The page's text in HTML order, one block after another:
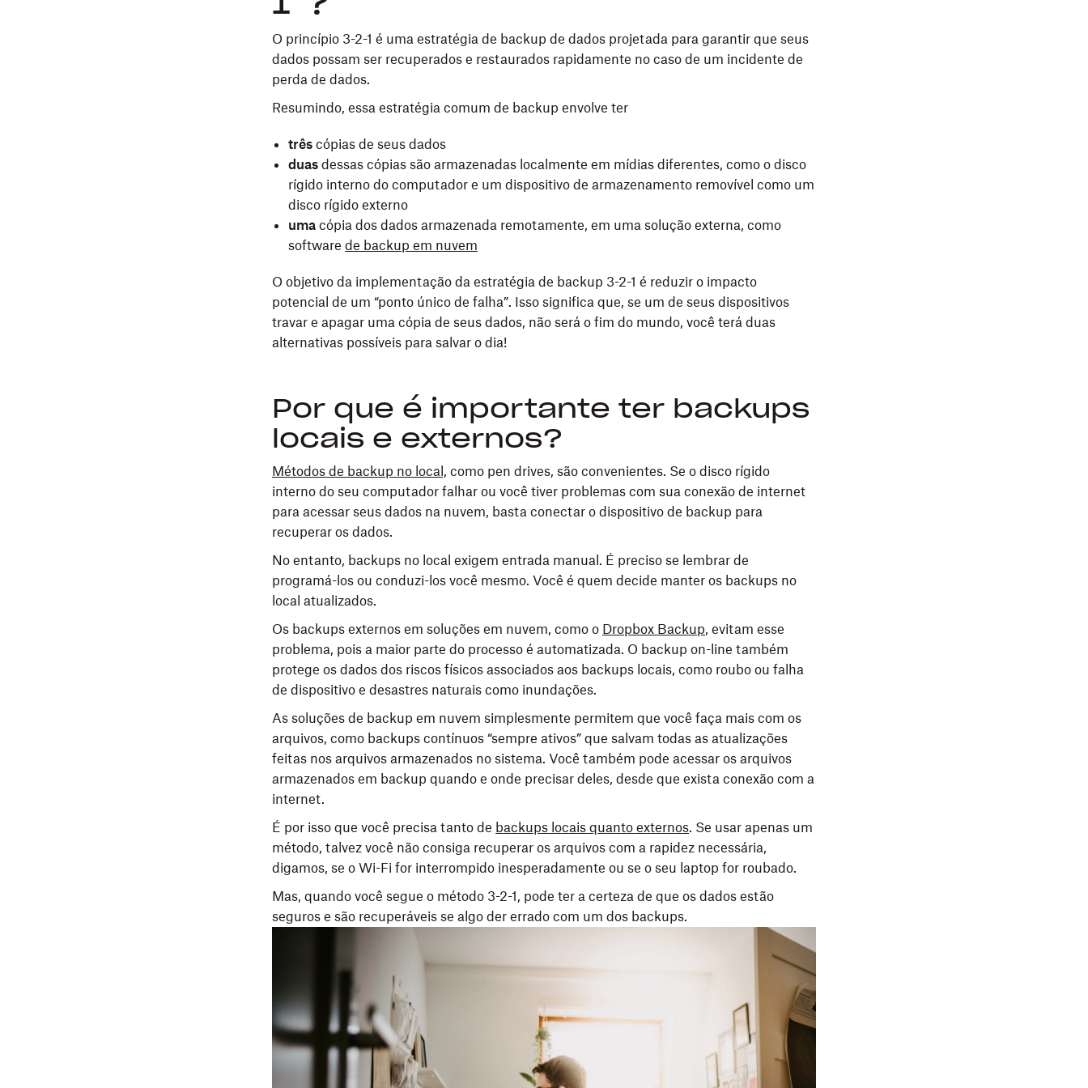
O princípio 3-2-1 é uma estratégia de backup de dados projetada para garantir que seus
dados possam ser recuperados e restaurados rapidamente no caso de um incidente de
perda de dados.
Resumindo, essa estratégia comum de backup envolve ter
três cópias de seus dados
duas dessas cópias são armazenadas localmente em mídias diferentes, como o disco
rígido interno do computador e um dispositivo de armazenamento removível como um
disco rígido externo
uma cópia dos dados armazenada remotamente, em uma solução externa, como
software de backup em nuvem
O objetivo da implementação da estratégia de backup 3-2-1 é reduzir o impacto
potencial de um “ponto único de falha”. Isso significa que, se um de seus dispositivos
travar e apagar uma cópia de seus dados, não será o fim do mundo, você terá duas
alternativas possíveis para salvar o dia!
Por que é importante ter backups
locais e externos?
Métodos de backup no local, como pen drives, são convenientes. Se o disco rígido
interno do seu computador falhar ou você tiver problemas com sua conexão de internet
para acessar seus dados na nuvem, basta conectar o dispositivo de backup para
recuperar os dados.
No entanto, backups no local exigem entrada manual. É preciso se lembrar de
programá-los ou conduzi-los você mesmo. Você é quem decide manter os backups no
local atualizados.
Os backups externos em soluções em nuvem, como o Dropbox Backup, evitam esse
problema, pois a maior parte do processo é automatizada. O backup on-line também
protege os dados dos riscos físicos associados aos backups locais, como roubo ou falha
de dispositivo e desastres naturais como inundações.
As soluções de backup em nuvem simplesmente permitem que você faça mais com os
arquivos, como backups contínuos “sempre ativos” que salvam todas as atualizações
feitas nos arquivos armazenados no sistema. Você também pode acessar os arquivos
armazenados em backup quando e onde precisar deles, desde que exista conexão com a
internet.
É por isso que você precisa tanto de backups locais quanto externos. Se usar apenas um
método, talvez você não consiga recuperar os arquivos com a rapidez necessária,
digamos, se o Wi-Fi for interrompido inesperadamente ou se o seu laptop for roubado.
Mas, quando você segue o método 3-2-1, pode ter a certeza de que os dados estão
seguros e são recuperáveis se algo der errado com um dos backups.